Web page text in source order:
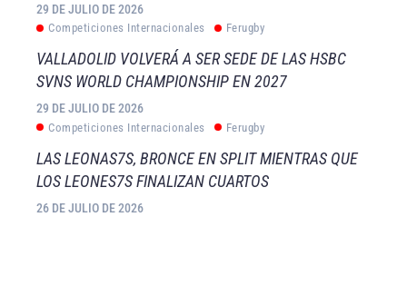
29 DE JULIO DE 2026
Competiciones Internacionales Ferugby
VALLADOLID VOLVERÁ A SER SEDE DE LAS HSBC
SVNS WORLD CHAMPIONSHIP EN 2027
29 DE JULIO DE 2026
Competiciones Internacionales Ferugby
LAS LEONAS7S, BRONCE EN SPLIT MIENTRAS QUE
LOS LEONES7S FINALIZAN CUARTOS
26 DE JULIO DE 2026